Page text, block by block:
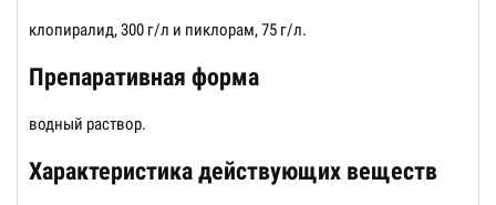
клопиралид, 300 г/л и пиклорам, 75 г/л.
Препаративная форма
водный раствор.
Характеристика действующих веществ